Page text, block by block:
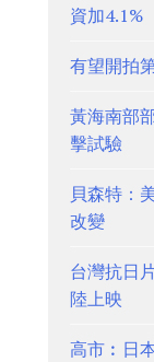
資加4.1%
有望開拍
黃海南部
擊試驗
貝森特：
改變
台灣抗日
陸上映
高市︰日